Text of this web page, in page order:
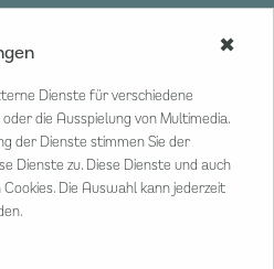
Dienste für verschiedene
die Ausspielung von Multimedia.
der Dienste stimmen Sie der
Dienste zu. Diese Dienste und auch
Die Auswahl kann jederzeit
✖